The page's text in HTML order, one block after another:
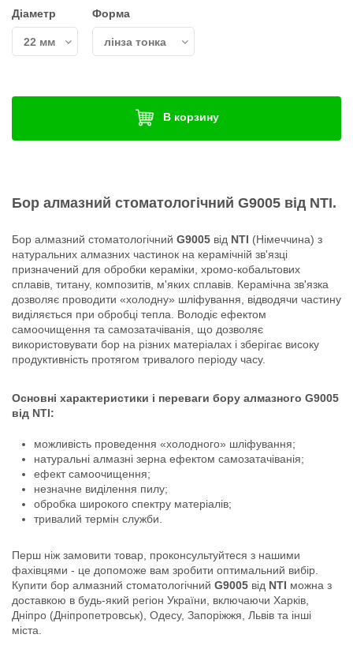
Діаметр Форма
В корзину
Бор алмазний стоматологічний G9005 від NTI.
Бор алмазний стоматологічний G9005 від NTI (Німеччина) з
натуральних алмазних частинок на керамічній зв'язці
призначений для обробки кераміки, хромо-кобальтових
сплавів, титану, композитів, м'яких сплавів. Керамічна зв'язка
дозволяє проводити «холодну» шліфування, відводячи частину
виділяється при обробці тепла. Володіє ефектом
самоочищення та самозатачіванія, що дозволяє
використовувати бор на різних матеріалах і зберігає високу
продуктивність протягом тривалого періоду часу.
Основні характеристики і переваги бору алмазного G9005
від NTI:
можливість проведення «холодного» шліфування;
натуральні алмазні зерна ефектом самозатачіванія;
ефект самоочищення;
незначне виділення пилу;
обробка широкого спектру матеріалів;
тривалий термін служби.
Перш ніж замовити товар, проконсультуйтеся з нашими
фахівцями - це допоможе вам зробити оптимальний вибір.
Купити бор алмазний стоматологічний G9005 від NTI можна з
доставкою в будь-який регіон України, включаючи Харків,
Дніпро (Дніпропетровськ), Одесу, Запоріжжя, Львів та інші
міста.